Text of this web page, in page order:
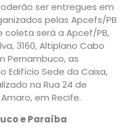
ser entregues em
pelas Apcefs/PB
coleta será a Apcef/PB,
3160, Altiplano Cabo
Pernambuco, as
Edifício Sede da Caixa,
na Rua 24 de
em Recife.
e Paraíba